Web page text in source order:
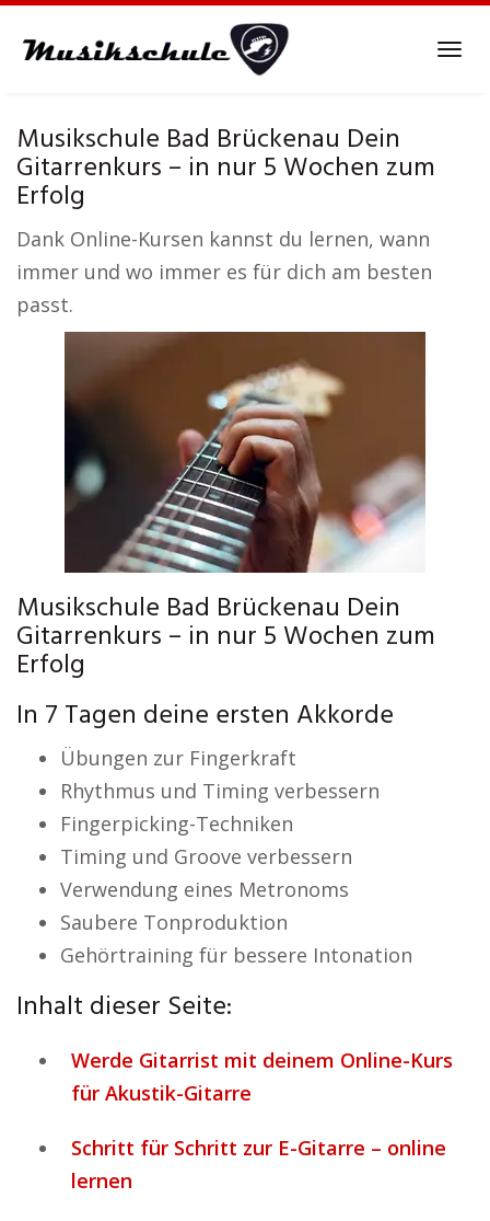
Musikschule Bad Brückenau Dein
Gitarrenkurs – in nur 5 Wochen zum
Erfolg
Dank Online-Kursen kannst du lernen, wann
immer und wo immer es für dich am besten
passt.
Musikschule Bad Brückenau Dein
Gitarrenkurs – in nur 5 Wochen zum
Erfolg
In 7 Tagen deine ersten Akkorde
Übungen zur Fingerkraft
Rhythmus und Timing verbessern
Fingerpicking-Techniken
Timing und Groove verbessern
Verwendung eines Metronoms
Saubere Tonproduktion
Gehörtraining für bessere Intonation
Inhalt dieser Seite:
Werde Gitarrist mit deinem Online-Kurs
für Akustik-Gitarre
Schritt für Schritt zur E-Gitarre – online
lernen